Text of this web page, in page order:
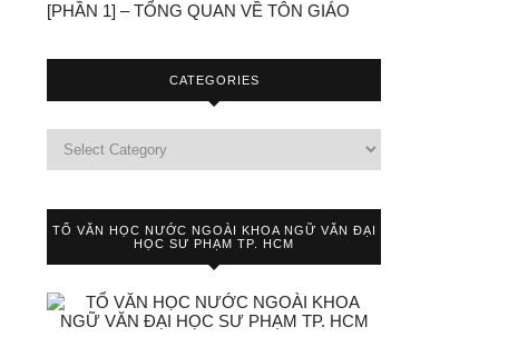
[PHẦN 1] – TỔNG QUAN VỀ TÔN GIÁO
CATEGORIES
TỔ VĂN HỌC NƯỚC NGOÀI KHOA NGỮ VĂN ĐẠI
HỌC SƯ PHẠM TP. HCM